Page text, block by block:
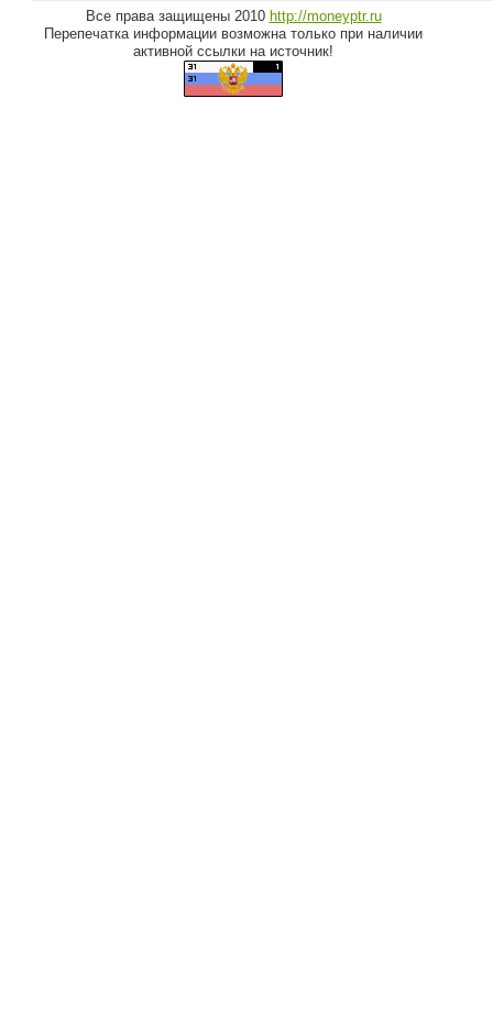
Все права защищены 2010 http://moneyptr.ru
Перепечатка информации возможна только при наличии
активной ссылки на источник!